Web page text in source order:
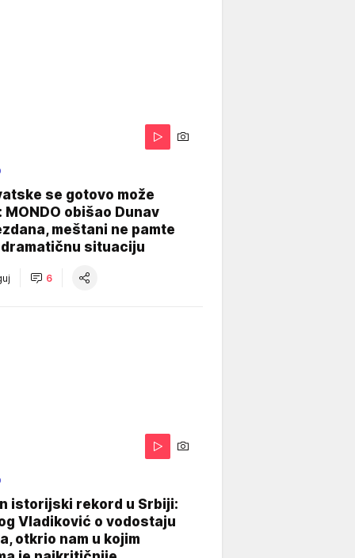
se gotovo može
MONDO obišao Dunav
meštani ne pamte
situaciju
6
istorijski rekord u Srbiji:
Vladiković o vodostaju
otkrio nam u kojim